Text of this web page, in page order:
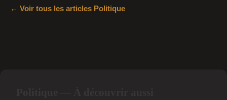
← Voir tous les articles Politique